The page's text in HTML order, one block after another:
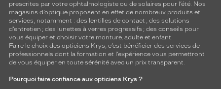
prescrites par votre ophtalmologiste ou de solaires pour l’été. Nos
magasins d’optique proposent en effet de nombreux produits et
services, notamment : des lentilles de contact ; des solutions
d’entretien ; des lunettes à verres progressifs ; des conseils pour
vous équiper et choisir votre monture, adulte et enfant.
Faire le choix des opticiens Krys, c’est bénéficier des services de
professionnels dont la formation et l’expérience vous permettront
de vous équiper en toute sérénité avec un prix transparent.
Pourquoi faire confiance aux opticiens Krys ?